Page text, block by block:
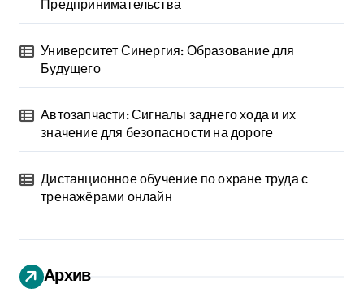
Предпринимательства
Университет Синергия: Образование для
Будущего
Автозапчасти: Сигналы заднего хода и их
значение для безопасности на дороге
Дистанционное обучение по охране труда с
тренажёрами онлайн
Архив